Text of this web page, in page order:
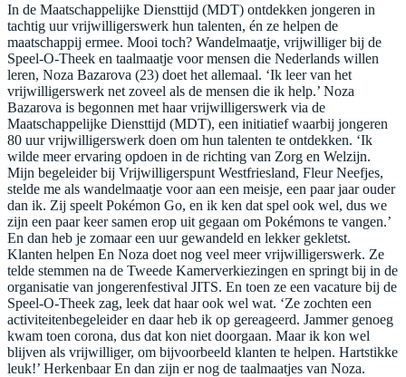
In de Maatschappelijke Diensttijd (MDT) ontdekken jongeren in
tachtig uur vrijwilligerswerk hun talenten, én ze helpen de
maatschappij ermee. Mooi toch? Wandelmaatje, vrijwilliger bij de
Speel-O-Theek en taalmaatje voor mensen die Nederlands willen
leren, Noza Bazarova (23) doet het allemaal. ‘Ik leer van het
vrijwilligerswerk net zoveel als de mensen die ik help.’ Noza
Bazarova is begonnen met haar vrijwilligerswerk via de
Maatschappelijke Diensttijd (MDT), een initiatief waarbij jongeren
80 uur vrijwilligerswerk doen om hun talenten te ontdekken. ‘Ik
wilde meer ervaring opdoen in de richting van Zorg en Welzijn.
Mijn begeleider bij Vrijwilligerspunt Westfriesland, Fleur Neefjes,
stelde me als wandelmaatje voor aan een meisje, een paar jaar ouder
dan ik. Zij speelt Pokémon Go, en ik ken dat spel ook wel, dus we
zijn een paar keer samen erop uit gegaan om Pokémons te vangen.’
En dan heb je zomaar een uur gewandeld en lekker gekletst.
Klanten helpen En Noza doet nog veel meer vrijwilligerswerk. Ze
telde stemmen na de Tweede Kamerverkiezingen en springt bij in de
organisatie van jongerenfestival JITS. En toen ze een vacature bij de
Speel-O-Theek zag, leek dat haar ook wel wat. ‘Ze zochten een
activiteitenbegeleider en daar heb ik op gereageerd. Jammer genoeg
kwam toen corona, dus dat kon niet doorgaan. Maar ik kon wel
blijven als vrijwilliger, om bijvoorbeeld klanten te helpen. Hartstikke
leuk!’ Herkenbaar En dan zijn er nog de taalmaatjes van Noza.